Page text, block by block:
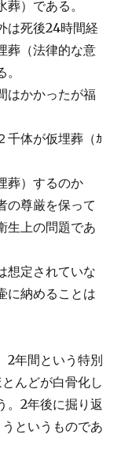
）である。
は死後24時間経
葬（法律的な意
はかかったが福
千体が仮埋葬（ｶ
葬）するのか
の尊厳を保って
生上の問題であ
想定されていな
に納めることは
2年間という特別
んどが白骨化し
。2年後に掘り返
というものであ